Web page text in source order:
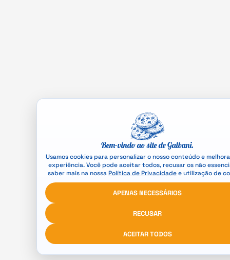
Bem-vindo ao site de Galbani.
Usamos cookies para personalizar o nosso conteúdo e
experiência. Você pode aceitar todos, recusar os não
saber mais na nossaPolítica de Privacidadee utilização de
APENAS NECESSÁRIOS
RECUSAR
ACEITAR TODOS